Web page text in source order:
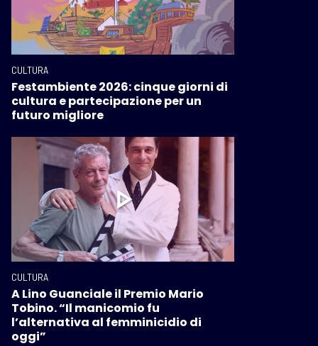
CULTURA
Festambiente 2026: cinque giorni di
cultura e partecipazione per un
futuro migliore
CULTURA
A Lino Guanciale il Premio Mario
Tobino. “Il manicomio fu
l’alternativa al femminicidio di
oggi”